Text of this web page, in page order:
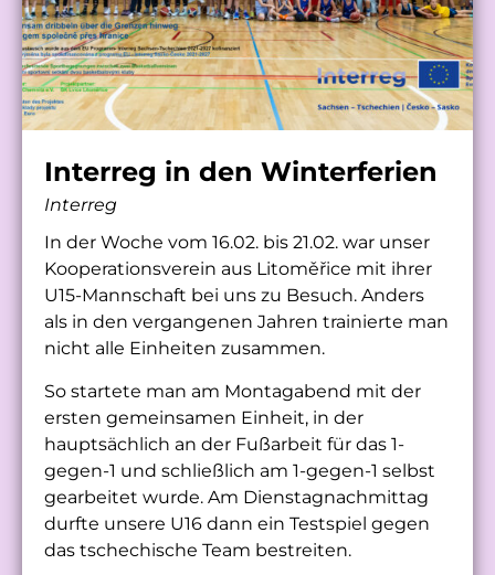
Interreg in den Winterferien
Interreg
In der Woche vom 16.02. bis 21.02. war unser
Kooperationsverein aus Litoměřice mit ihrer
U15-Mannschaft bei uns zu Besuch. Anders
als in den vergangenen Jahren trainierte man
nicht alle Einheiten zusammen.
So startete man am Montagabend mit der
ersten gemeinsamen Einheit, in der
hauptsächlich an der Fußarbeit für das 1-
gegen-1 und schließlich am 1-gegen-1 selbst
gearbeitet wurde. Am Dienstagnachmittag
durfte unsere U16 dann ein Testspiel gegen
das tschechische Team bestreiten.